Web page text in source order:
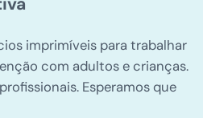
imprimíveis para trabalhar
com adultos e crianças.
Esperamos que